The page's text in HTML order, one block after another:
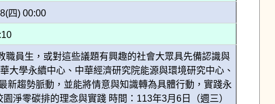
四) 00:00
員生，或對這些議題有興趣的社會大眾具先備認識與
大學永續中心、中華經濟研究院能源與環境研究中心、
新趨勢脈動，並能將情意與知識轉為具體行動，實踐永
淨零碳排的理念與實踐 時間：113年3月6日（週三）